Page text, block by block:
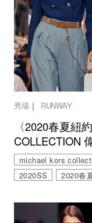
秀場 ｜ RUNWAY
〈2020春夏紐
COLLECTION
michael kors
2020SS
2020春